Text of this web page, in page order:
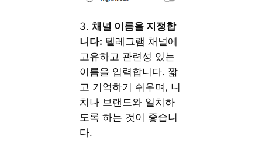
3.채널 이름을 지정합
니다: 텔레그램 채널에
고유하고 관련성 있는
이름을 입력합니다. 짧
고 기억하기 쉬우며, 니
치나 브랜드와 일치하
도록 하는 것이 좋습니
다.